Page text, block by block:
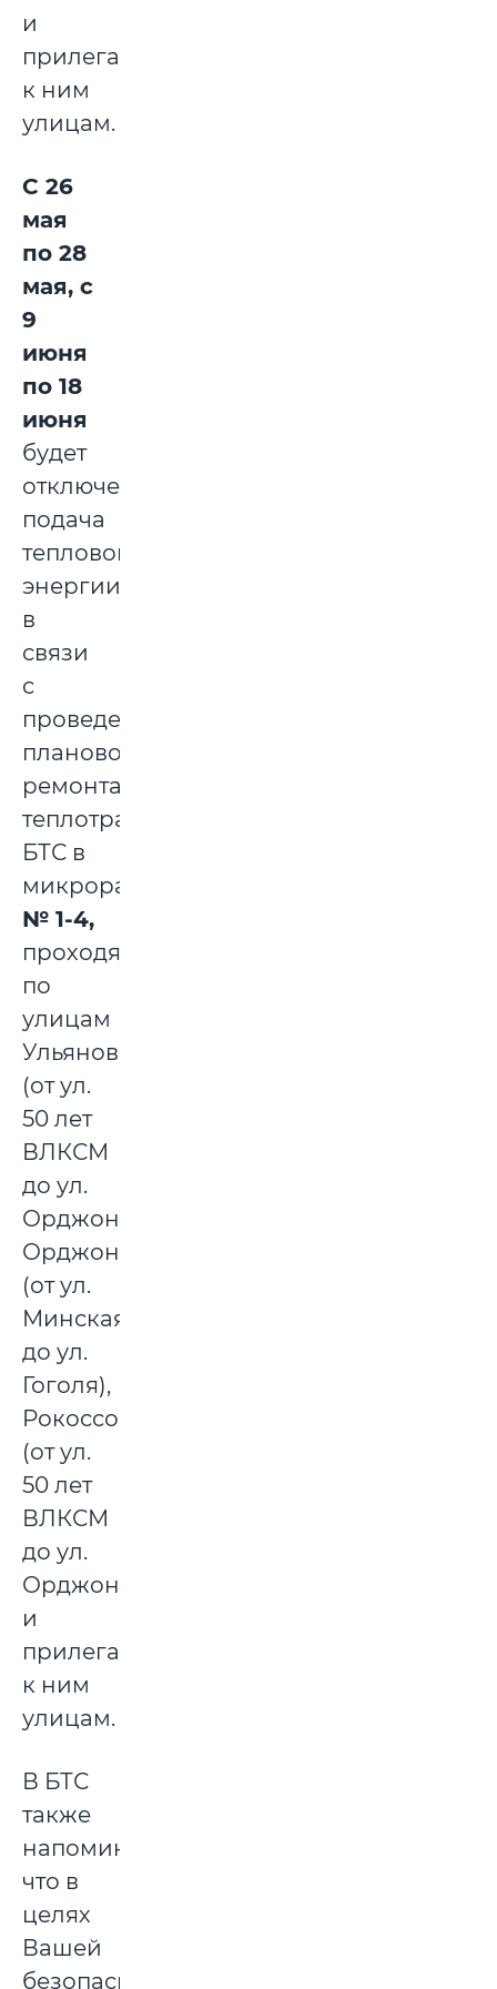
и
прилегающим
к ним
улицам.
С 26
мая
по 28
мая, с
9
июня
по 18
июня
будет
отключена
подача
тепловой
энергии
в
связи
с
проведением
планового
ремонта
теплотрасс
БТС в
микрорайонах
№ 1-4,
проходящих
по
улицам
Ульяновская
(от ул.
50 лет
ВЛКСМ
до ул.
Орджоникидзе),
Орджоникидзе
(от ул.
Минская
до ул.
Гоголя),
Рокоссовского
(от ул.
50 лет
ВЛКСМ
до ул.
Орджоникидзе)
и
прилегающим
к ним
улицам.
В БТС
также
напоминают,
что в
целях
Вашей
безопасности